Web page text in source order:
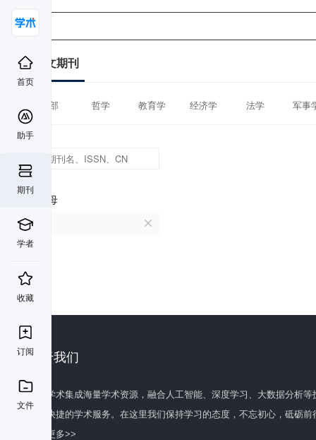
首页
助手
期刊
学者
收藏
订阅
文件
中文期刊
全部 哲学 教育学 经济学 法学 军事
首字母
C
关于我们
百度学术集成海量学术资源，融合人工智能、深度学习、大数据分析
全面快捷的学术服务。在这里我们保持学习的态度，不忘初心，砥砺前
了解更多>>